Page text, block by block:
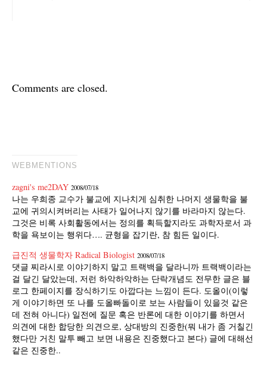
Comments are closed.
WEBMENTIONS
zagni's me2DAY 2008/07/18
나는 우희종 교수가 불교에 지나치게 심취한 나머지 생물학을 불
교에 귀의시켜버리는 사태가 일어나지 않기를 바라마지 않는다.
그것은 비록 사회활동에서는 정의를 획득할지라도 과학자로서 과
학을 욕보이는 행위다…. 균형을 잡기란, 참 힘든 일이다.
급진적 생물학자 Radical Biologist 2008/07/18
댓글 찌라시로 이야기하지 말고 트랙백을 달라니까 트랙백이라는
걸 달긴 달았는데, 저런 하악하악하는 단락개념도 전무한 글은 블
로그 한페이지를 장식하기도 아깝다는 느낌이 든다. 도올이(이렇
게 이야기하면 또 나를 도올빠돌이로 보는 사람들이 있을것 같은
데 전혀 아니다) 일전에 질문 혹은 반론에 대한 이야기를 하면서
의견에 대한 합당한 의견으로, 상대방의 진중한(뭐 내가 좀 거칠긴
했다만 거친 말투 빼고 보면 내용은 진중했다고 본다) 글에 대해선
같은 진중한..